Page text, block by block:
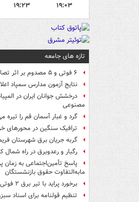
۱۹:۰۳
۱۹:۲۳
تازه های جامعه
۶ فوتی و ۵ مصدوم بر اثر تصادف زنجیره‌ای
نتایج آزمون مدارس سمپاد
درخشش جوانان ایران در
مصنوعی
گرد و غبار آسمان قم را تیره
ترافیک سنگین در محورهای
گربه جریان برق شهرستان
رگبار و رعدوبرق در راه شمال
پاسخ تأمین‌اجتماعی به زمان
مابه‌التفاوت حقوق بازنشستگان
برخورد پراید با تیر برق ۲ فوتی بر جای گذاشت
تنظیم قولنامه برای اسناد